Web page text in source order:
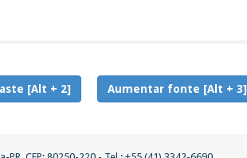
[Alt + 2] Aumentar fonte [Alt + 3]